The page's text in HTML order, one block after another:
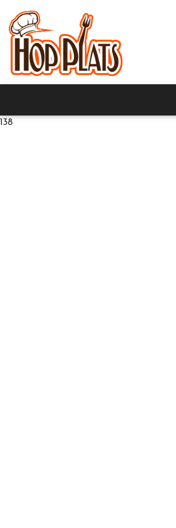
138